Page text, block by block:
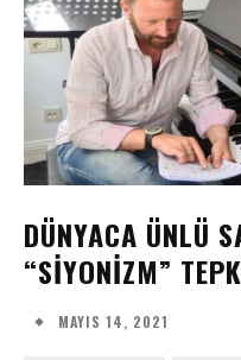
DÜNYACA ÜNLÜ
“SIYONIZM”
MAYIS 14, 2021